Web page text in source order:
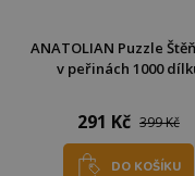
ANATOLIAN Puzzle
v peřinách 1000
291 Kč 399 Kč
DO KOŠÍKU